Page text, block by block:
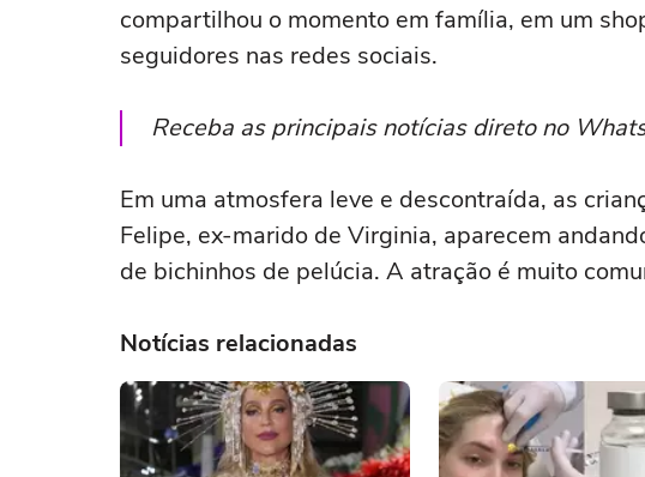
compartilhou o momento em família, em um
seguidores nas redes sociais.
Receba as principais notícias direto no
Em uma atmosfera leve e descontraída, as
Felipe, ex-marido de Virginia, aparecem
de bichinhos de pelúcia. A atração é muito
Notícias relacionadas